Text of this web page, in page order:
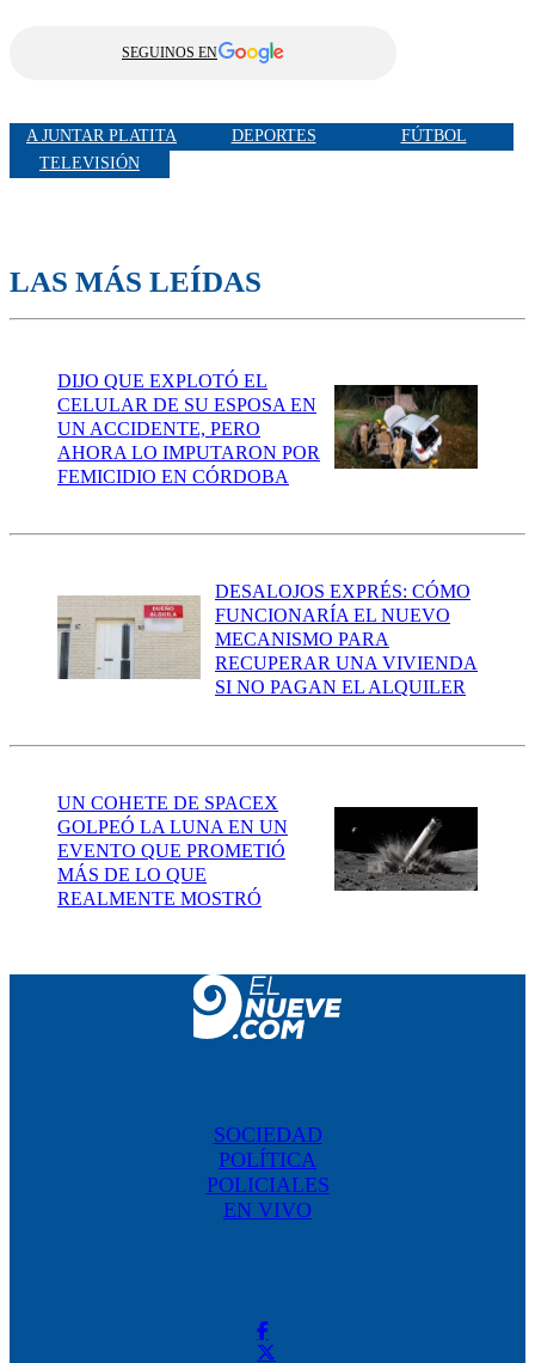
SEGUINOS EN
A JUNTAR PLATITA DEPORTES
FÚTBOL
TELEVISIÓN
LAS MÁS LEÍDAS
DIJO QUE EXPLOTÓ EL
CELULAR DE SU ESPOSA EN
UN ACCIDENTE, PERO
AHORA LO IMPUTARON POR
FEMICIDIO EN CÓRDOBA
DESALOJOS EXPRÉS: CÓMO
FUNCIONARÍA EL NUEVO
MECANISMO PARA
RECUPERAR UNA VIVIENDA
SI NO PAGAN EL ALQUILER
UN COHETE DE SPACEX
GOLPEÓ LA LUNA EN UN
EVENTO QUE PROMETIÓ
MÁS DE LO QUE
REALMENTE MOSTRÓ
SOCIEDAD
POLÍTICA
POLICIALES
EN VIVO